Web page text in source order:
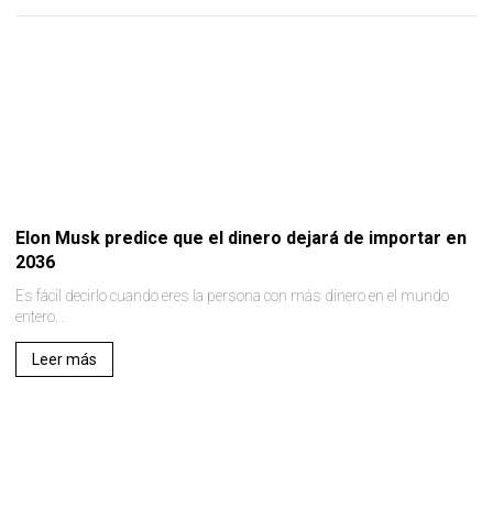
Elon Musk predice que el dinero dejará de importar en
2036
Es fácil decirlo cuando eres la persona con más dinero en el mundo
entero. .
Leer más